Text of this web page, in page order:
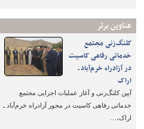
عناوین برتر
کلنگ‌زنی مجتمع
خدماتی رفاهی کاسیت
در آزادراه خرم‌آباد ـ
اراک
آیین کلنگ‌زنی و آغاز عملیات اجرایی مجتمع
خدماتی رفاهی کاسیت در محور آزادراه خرم‌آباد ـ
اراک،…